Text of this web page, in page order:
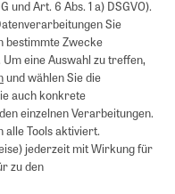
und Art. 6 Abs. 1 a) DSGVO).
Sie
bestimmte Zwecke
eine Auswahl zu treffen,
und wählen Sie die
auch konkrete
einzelnen Verarbeitungen.
alle Tools aktiviert.
jederzeit mit Wirkung für
zu den
ausgeschlossen.
finden Sie hier.
Versandkosten
Pinterest